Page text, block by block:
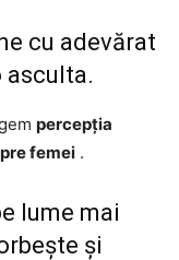
cu adevărat
asculta.
percepția
femei .
lume mai
și